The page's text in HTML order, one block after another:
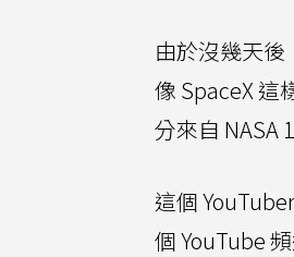
由於沒幾天後
像 SpaceX 這
分來自 NASA
這個
個 YouTube